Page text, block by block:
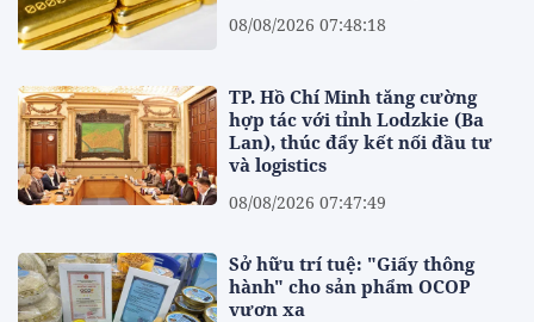
08/08/2026 07:48:18
TP. Hồ Chí Minh tăng cường
hợp tác với tỉnh Lodzkie (Ba
Lan), thúc đẩy kết nối đầu tư
và logistics
08/08/2026 07:47:49
Sở hữu trí tuệ: "Giấy thông
hành" cho sản phẩm OCOP
vươn xa